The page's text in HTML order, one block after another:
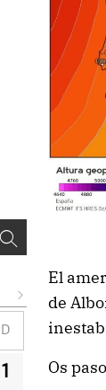
El
de
Os
D
1